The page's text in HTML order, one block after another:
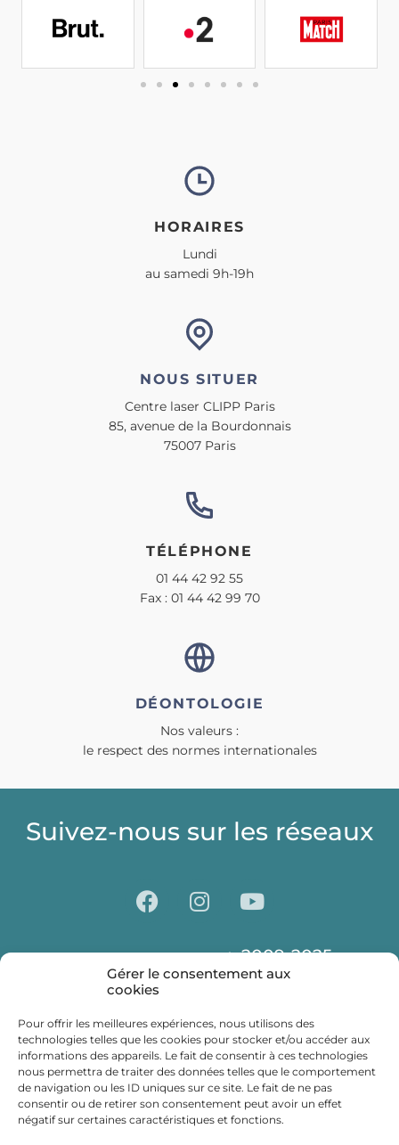
Gérer le consentement aux
cookies
Pour offrir les meilleures expériences, nous utilisons des
technologies telles que les cookies pour stocker et/ou accéder aux
informations des appareils. Le fait de consentir à ces technologies
nous permettra de traiter des données telles que le comportement
de navigation ou les ID uniques sur ce site. Le fait de ne pas
consentir ou de retirer son consentement peut avoir un effet
négatif sur certaines caractéristiques et fonctions.
HORAIRES
Lundi
au samedi 9h-19h
NOUS SITUER
Centre laser CLIPP Paris
85, avenue de la Bourdonnais
75007 Paris
TÉLÉPHONE
01 44 42 92 55
Fax : 01 44 42 99 70
DÉONTOLOGIE
Nos valeurs :
le respect des normes internationales
Suivez-nous sur les réseaux
© Centre Laser CLIPP Paris2009-2025
Déontologie
RESTONS EN
CONTACT !